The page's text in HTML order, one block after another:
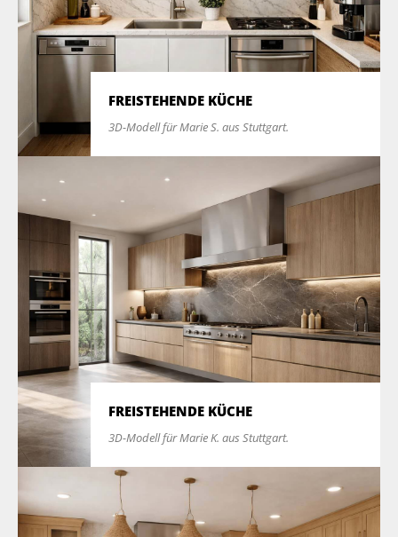
FREISTEHENDE KÜCHE
3D-Modell für Marie S. aus Stuttgart.
FREISTEHENDE KÜCHE
3D-Modell für Marie K. aus Stuttgart.